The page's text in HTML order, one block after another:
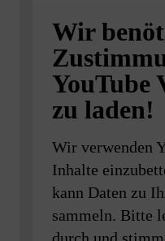
Wir
YouTube
zu laden!
Wir verwenden
Inhalte
kann Daten zu
sammeln. Bitte